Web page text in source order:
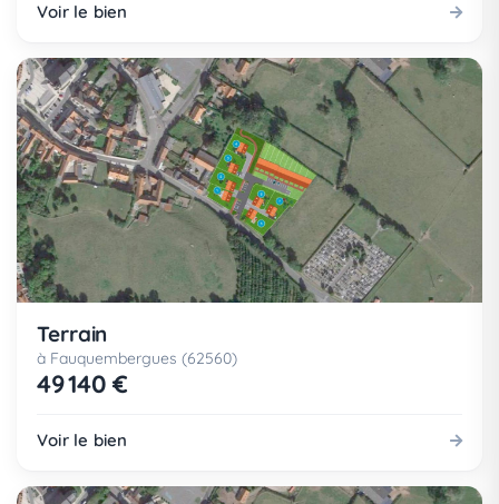
Voir le bien
Terrain
à Fauquembergues (62560)
49 140 €
Voir le bien